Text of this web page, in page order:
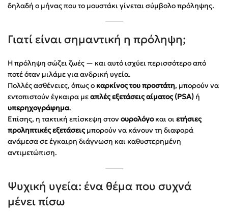
δηλαδή ο μήνας που το μουστάκι γίνεται σύμβολο πρόληψης.
Γιατί είναι σημαντική η πρόληψη;
Η πρόληψη σώζει ζωές — και αυτό ισχύει περισσότερο από
ποτέ όταν μιλάμε για ανδρική υγεία.
Πολλές ασθένειες, όπως ο καρκίνος του προστάτη, μπορούν να
εντοπιστούν έγκαιρα μεαπλές εξετάσεις αίματος (PSA) ή
υπερηχογράφημα.
Επίσης, η τακτική επίσκεψη στον ουρολόγοκαι οιετήσιες
προληπτικές εξετάσειςμπορούν να κάνουν τη διαφορά
ανάμεσα σε έγκαιρη διάγνωση και καθυστερημένη
αντιμετώπιση.
Ψυχική υγεία: ένα θέμα που συχνά
μένει πίσω